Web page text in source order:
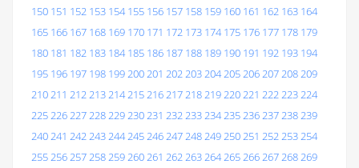
150 151 152 153 154 155 156 157 158 159 160 161 162 163 164
165 166 167 168 169 170 171 172 173 174 175 176 177 178 179
180 181 182 183 184 185 186 187 188 189 190 191 192 193 194
195 196 197 198 199200201 202203204205206207208209
210211 212213214215216217218219220221 222223224
225226227228229230231 232233234235236237238239
240241 242243244245246247248249250251 252253254
255256257258259260261 262263264265266267268269